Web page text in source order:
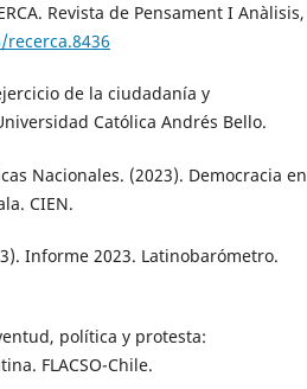
Revista de Pensament I Anàlisis,
de la ciudadanía y
Católica Andrés Bello.
Nacionales. (2023). Democracia en
CIEN.
Informe 2023. Latinobarómetro.
política y protesta:
FLACSO-Chile.